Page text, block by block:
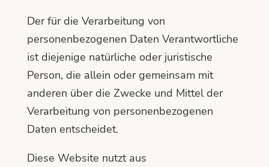
Der für die Verarbeitung von
personenbezogenen Daten Verantwortliche
ist diejenige natürliche oder juristische
Person, die allein oder gemeinsam mit
anderen über die Zwecke und Mittel der
Verarbeitung von personenbezogenen
Daten entscheidet.
Diese Website nutzt aus